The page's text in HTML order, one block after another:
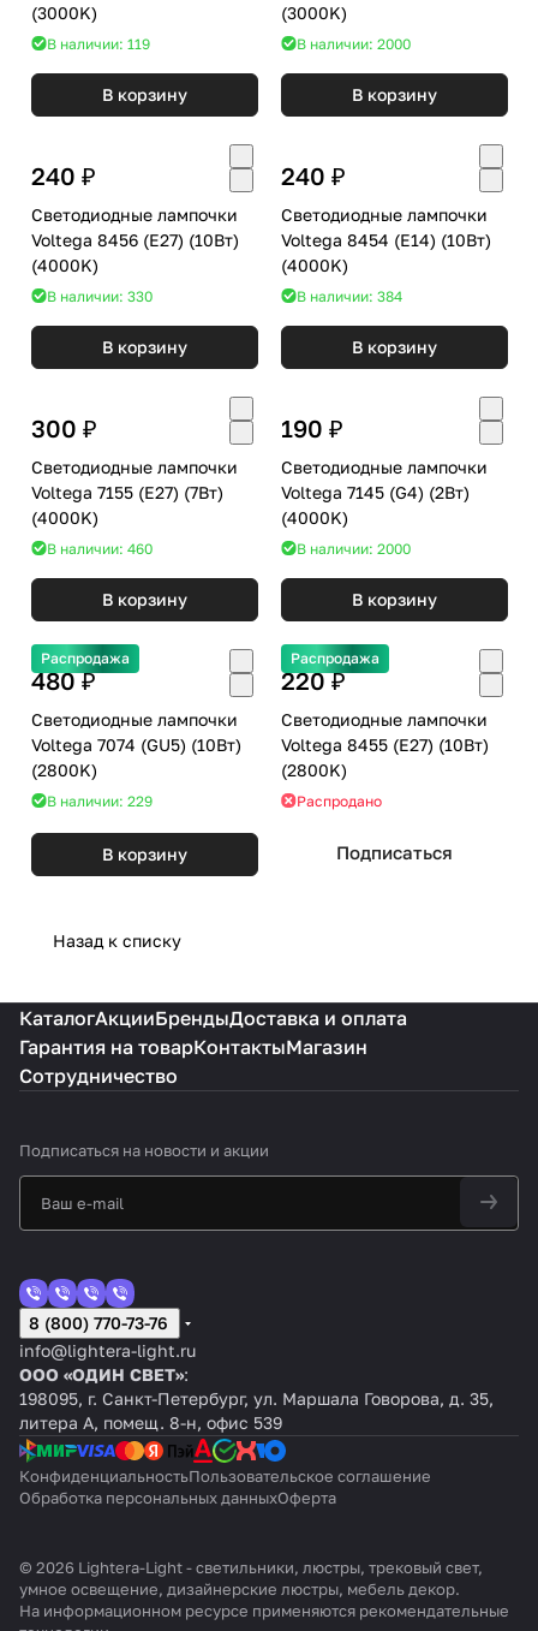
(3000K)
В наличии: 119
В корзину
(3000K)
В наличии: 2000
В корзину
240 ₽
Светодиодные лампочки
Voltega 8456 (E27) (10Вт)
(4000K)
В наличии: 330
В корзину
240 ₽
Светодиодные лампочки
Voltega 8454 (E14) (10Вт)
(4000K)
В наличии: 384
В корзину
300 ₽
Светодиодные лампочки
Voltega 7155 (E27) (7Вт)
(4000K)
В наличии: 460
В корзину
190 ₽
Светодиодные лампочки
Voltega 7145 (G4) (2Вт)
(4000K)
В наличии: 2000
В корзину
Распродажа
480 ₽
Светодиодные лампочки
Voltega 7074 (GU5) (10Вт)
(2800K)
В наличии: 229
В корзину
Распродажа
220 ₽
Светодиодные лампочки
Voltega 8455 (E27) (10Вт)
(2800K)
Распродано
Подписаться
Назад к списку
КаталогАкцииБрендыДоставка и оплата
Гарантия на товарКонтактыМагазин
Сотрудничество
Подписаться на новости и акции
8 (800) 770-73-76
info@lightera-light.ru
ООО «ОДИН СВЕТ»:
198095, г. Санкт-Петербург, ул. Маршала Говорова, д. 35,
литера А, помещ. 8-н, офис 539
КонфиденциальностьПользовательское соглашение
Обработка персональных данныхОферта
© 2026 Lightera-Light - светильники, люстры, трековый свет,
умное освещение, дизайнерские люстры, мебель декор.
На информационном ресурсе применяются рекомендательные